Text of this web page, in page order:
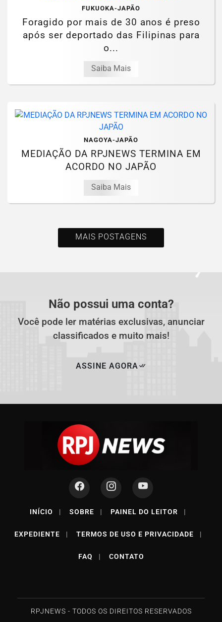
FUKUOKA-JAPÃO
Foragido por mais de 30 anos é preso
após ser deportado das Filipinas para
o...
Saiba Mais
NAGOYA-JAPÃO
MEDIAÇÃO DA RPJNEWS TERMINA EM
ACORDO NO JAPÃO
Saiba Mais
MAIS POSTAGENS
Não possui uma conta?
Você pode ler matérias exclusivas, anunciar
classificados e muito mais!
ASSINE AGORA
INÍCIO | SOBRE | PAINEL DO LEITOR |
EXPEDIENTE | TERMOS DE USO E PRIVACIDADE |
FAQ | CONTATO
RPJNEWS - TODOS OS DIREITOS RESERVADOS
Esse site utiliza cookies para melhorar sua experiência
você concorda com nossos Termos de Uso e
PROSSEGUIR